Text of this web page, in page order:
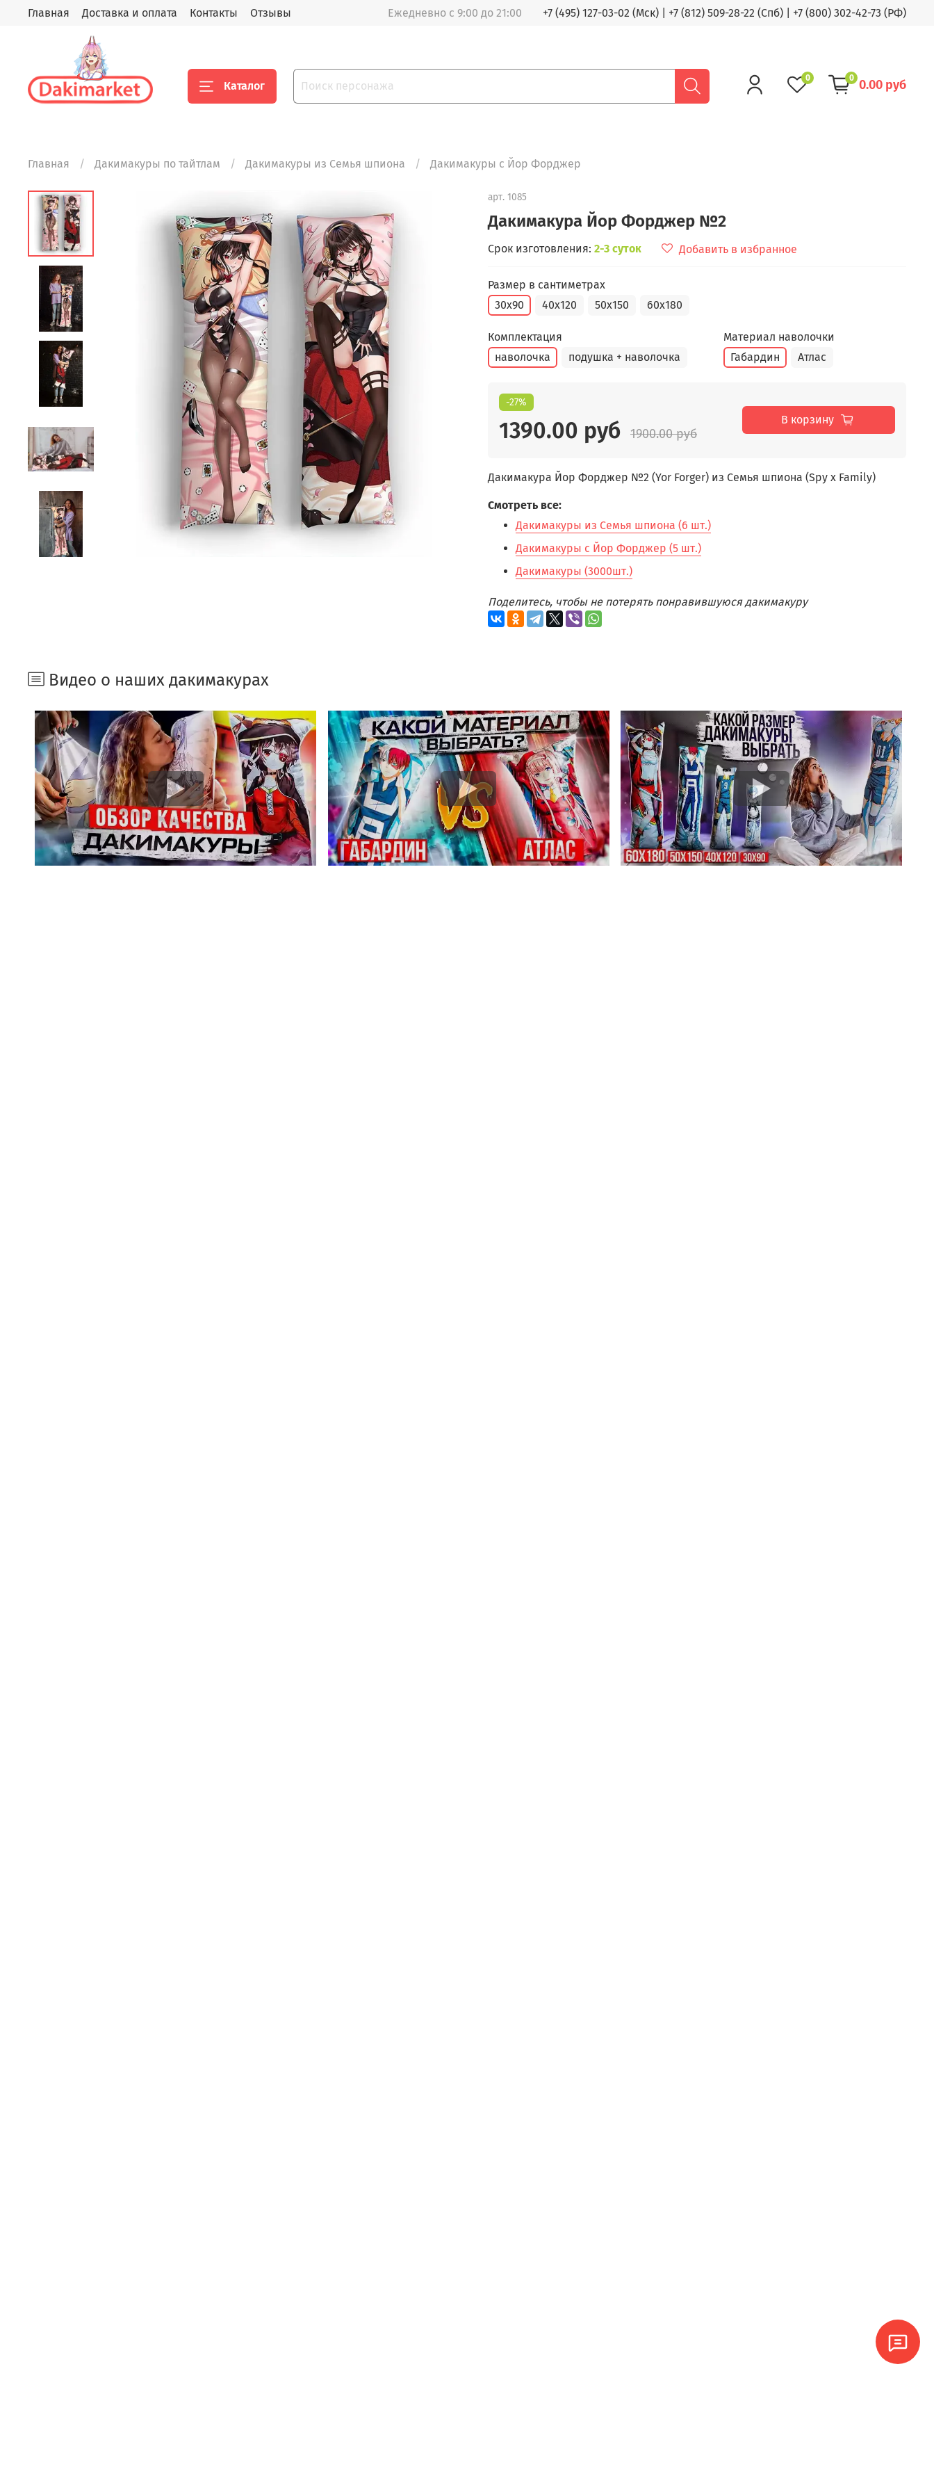
Главная Доставка и оплата Контакты Отзывы Ежедневно с 9:00 до 21:00 +7 (495) 127-03-02 (Мск) +7 (812) 509-28-22 (Спб) +7 (800) 302-42-73 (РФ)
Каталог
0 0 0.00 руб
Главная Дакимакуры по тайтлам Дакимакуры из Семья шпиона Дакимакуры с Йор Форджер
арт. 1085
Дакимакура Йор Форджер №2
Срок изготовления: 2-3 суток Добавить в избранное
Размер в сантиметрах
30x90
40x120 50x150 60x180
Комплектация
наволочка
подушка + наволочка
Материал наволочки
Габардин
Атлас
-27%
1390.00 руб 1900.00 руб
В корзину
Дакимакура Йор Форджер №2 (Yor Forger) из Семья шпиона (Spy x Family)
Смотреть все:
Дакимакуры из Семья шпиона (6 шт.)
Дакимакуры с Йор Форджер (5 шт.)
Дакимакуры (3000шт.)
Поделитесь, чтобы не потерять понравившуюся дакимакуру
Видео о наших дакимакурах